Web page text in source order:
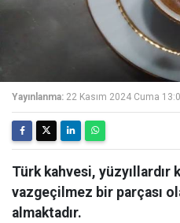
Yayınlanma: 22 Kasım 2024 Cuma
Türk kahvesi, yüzyıllardır
vazgeçilmez bir parçası
almaktadır.